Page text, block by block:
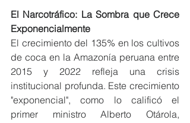
El Narcotráfico: La Sombra que Crece
Exponencialmente
El crecimiento del 135% en los cultivos
de coca en la Amazonía peruana entre
2015 y 2022 refleja una crisis
institucional profunda. Este crecimiento
"exponencial", como lo calificó el
primer ministro Alberto Otárola,